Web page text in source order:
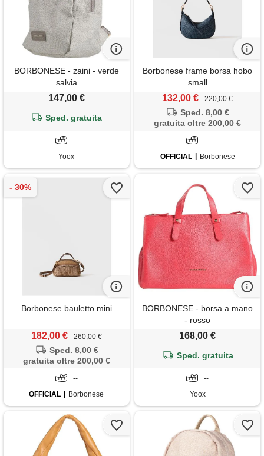
BORBONESE - zaini - verde
salvia
147,00 €
Sped. gratuita
--
Yoox
Borbonese frame borsa hobo
small
132,00 € 220,00 €
Sped. 8,00 €
gratuita oltre 200,00 €
--
OFFICIAL
Borbonese
Borbonese bauletto mini
182,00 € 260,00 €
Sped. 8,00 €
gratuita oltre 200,00 €
--
OFFICIAL
Borbonese
BORBONESE - borsa a mano
- rosso
168,00 €
Sped. gratuita
--
Yoox